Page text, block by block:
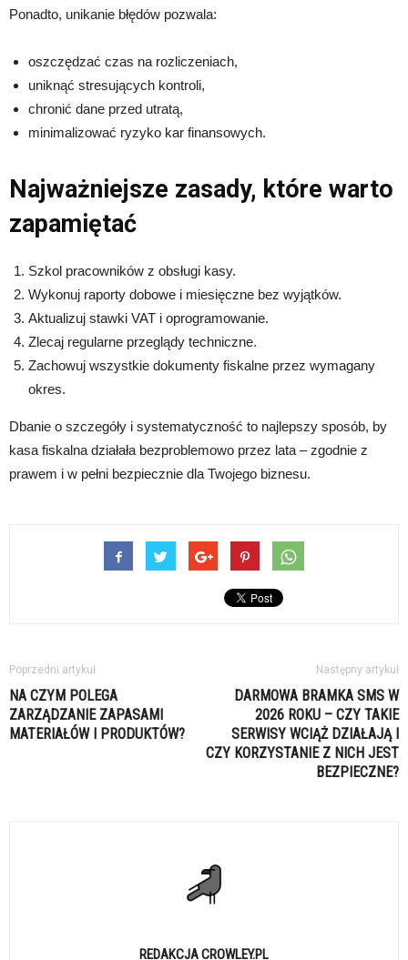
Ponadto, unikanie błędów pozwala:
oszczędzać czas na rozliczeniach,
uniknąć stresujących kontroli,
chronić dane przed utratą,
minimalizować ryzyko kar finansowych.
Najważniejsze zasady, które warto
zapamiętać
Szkol pracowników z obsługi kasy.
Wykonuj raporty dobowe i miesięczne bez wyjątków.
Aktualizuj stawki VAT i oprogramowanie.
Zlecaj regularne przeglądy techniczne.
Zachowuj wszystkie dokumenty fiskalne przez wymagany
okres.
Dbanie o szczegóły i systematyczność to najlepszy sposób, by
kasa fiskalna działała bezproblemowo przez lata – zgodnie z
prawem i w pełni bezpiecznie dla Twojego biznesu.
Poprzedni artykuł
NA CZYM POLEGA
ZARZĄDZANIE ZAPASAMI
MATERIAŁÓW I PRODUKTÓW?
Następny artykuł
DARMOWA BRAMKA SMS W
2026 ROKU – CZY TAKIE
SERWISY WCIĄŻ DZIAŁAJĄ I
CZY KORZYSTANIE Z NICH JEST
BEZPIECZNE?
REDAKCJA CROWLEY.PL